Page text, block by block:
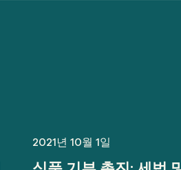
2021년 10월 1일